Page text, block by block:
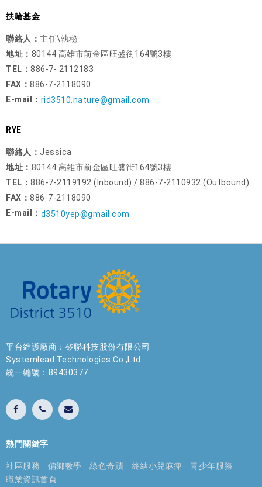
扶輪基金
聯絡人： 主任\執秘
地址： 80144 高雄市前金區旺盛街164號3樓
TEL： 886-7- 2112183
FAX： 886-7-2118090
E-mail： rid3510.nature@gmail.com
RYE
聯絡人： Jessica
地址： 80144 高雄市前金區旺盛街164號3樓
TEL： 886-7-2119192 (Inbound) / 886-7-2110932 (Outbound)
FAX： 886-7-2118090
E-mail： d3510yep@gmail.com
平台維護廠商：矽聯科技股份有限公司
Systemlead Technologies Co.,Ltd
統一編號：89430377
熱門關鍵字
社區服務 偏鄉教學 綠色奇蹟 終結小兒麻痺
青少年服務
職業資訊首頁